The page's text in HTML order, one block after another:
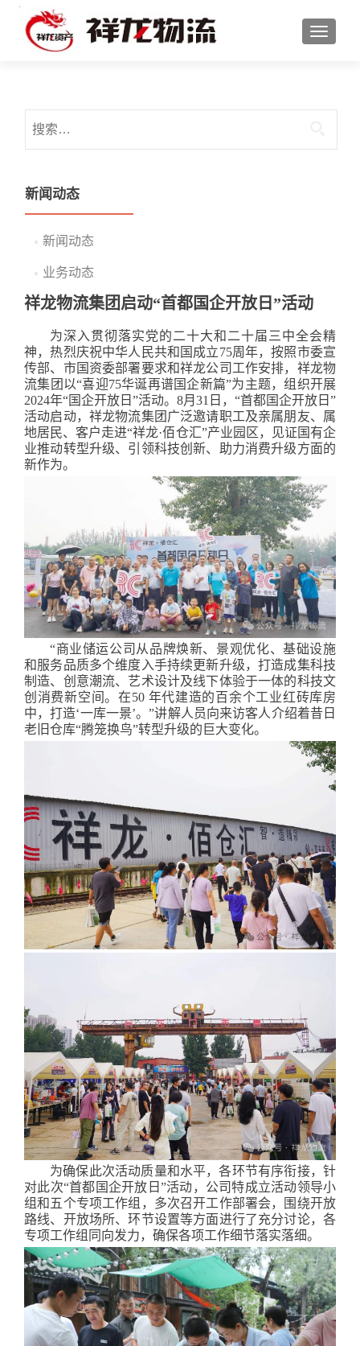
切换导
新闻动态
新闻动态
业务动态
祥龙物流集团启动“首都国企开放日”活动
为深入贯彻落实党的二十大和二十届三中全会精
神，热烈庆祝中华人民共和国成立75周年，按照市委宣
传部、市国资委部署要求和祥龙公司工作安排，祥龙物
流集团以“喜迎75华诞再谱国企新篇”为主题，组织开展
2024年“国企开放日”活动。8月31日，“首都国企开放日”
活动启动，祥龙物流集团广泛邀请职工及亲属朋友、属
地居民、客户走进“祥龙·佰仓汇”产业园区，见证国有企
业推动转型升级、引领科技创新、助力消费升级方面的
新作为。
“商业储运公司从品牌焕新、景观优化、基础设施
和服务品质多个维度入手持续更新升级，打造成集科技
制造、创意潮流、艺术设计及线下体验于一体的科技文
创消费新空间。在50 年代建造的百余个工业红砖库房
中，打造‘一库一景’。”讲解人员向来访客人介绍着昔日
老旧仓库“腾笼换鸟”转型升级的巨大变化。
为确保此次活动质量和水平，各环节有序衔接，针
对此次“首都国企开放日”活动，公司特成立活动领导小
组和五个专项工作组，多次召开工作部署会，围绕开放
路线、开放场所、环节设置等方面进行了充分讨论，各
专项工作组同向发力，确保各项工作细节落实落细。